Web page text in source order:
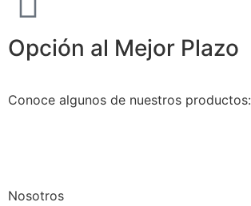
Opción al Mejor Plazo
Conoce algunos de nuestros productos:
Nosotros